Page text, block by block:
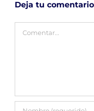
Deja tu comentario
Comentar